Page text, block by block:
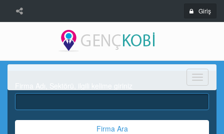
Giriş
Menü
Firma Ara